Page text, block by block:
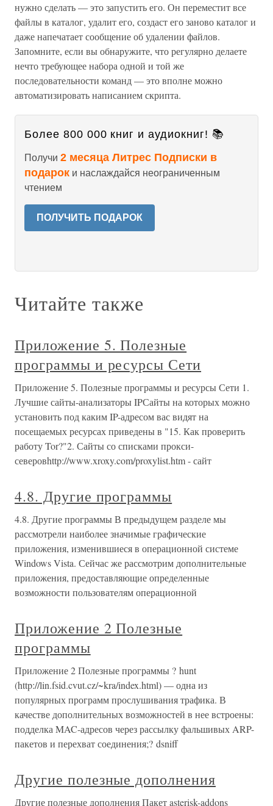
нужно сделать — это запустить его. Он переместит все
файлы в каталог, удалит его, создаст его заново каталог и
даже напечатает сообщение об удалении файлов.
Запомните, если вы обнаружите, что регулярно делаете
нечто требующее набора одной и той же
последовательности команд — это вполне можно
автоматизировать написанием скрипта.
Более 800 000 книг и аудиокниг! 📚
Получи 2 месяца Литрес Подписки в
подарок и наслаждайся неограниченным
чтением
ПОЛУЧИТЬ ПОДАРОК
Читайте также
Приложение 5. Полезные
программы и ресурсы Сети
Приложение 5. Полезные программы и ресурсы Сети 1.
Лучшие сайты-анализаторы IPСайты на которых можно
установить под каким IP-адресом вас видят на
посещаемых ресурсах приведены в "15. Как проверить
работу Tor?"2. Сайты со списками прокси-
северовhttp://www.xroxy.com/proxylist.htm - сайт
4.8. Другие программы
4.8. Другие программы В предыдущем разделе мы
рассмотрели наиболее значимые графические
приложения, изменившиеся в операционной системе
Windows Vista. Сейчас же рассмотрим дополнительные
приложения, предоставляющие определенные
возможности пользователям операционной
Приложение 2 Полезные
программы
Приложение 2 Полезные программы ? hunt
(http://lin.fsid.cvut.cz/~kra/index.html) — одна из
популярных программ прослушивания трафика. В
качестве дополнительных возможностей в нее встроены:
подделка MAC-адресов через рассылку фальшивых ARP-
пакетов и перехват соединения;? dsniff
Другие полезные дополнения
Другие полезные дополнения Пакет asterisk-addons